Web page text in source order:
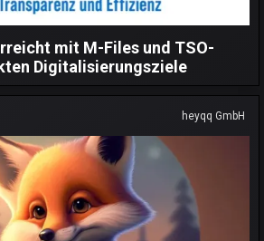
mit M-Files und TSO-
Digitalisierungsziele
heyqq GmbH